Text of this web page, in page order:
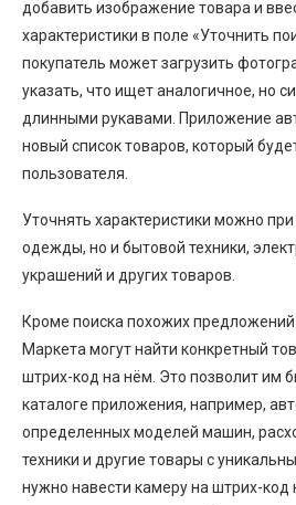
добавить изображение товара и
характеристики в поле «Уточнить
покупатель может загрузить
указать, что ищет аналогичное, но
длинными рукавами. Приложение
новый список товаров, который
пользователя.
Уточнять характеристики можно
одежды, но и бытовой техники,
украшений и других товаров.
Кроме поиска похожих
Маркета могут найти конкретный
штрих-код на нём. Это позволит им
каталоге приложения, например,
определенных моделей машин,
техники и другие товары с
нужно навести камеру на штрих-код